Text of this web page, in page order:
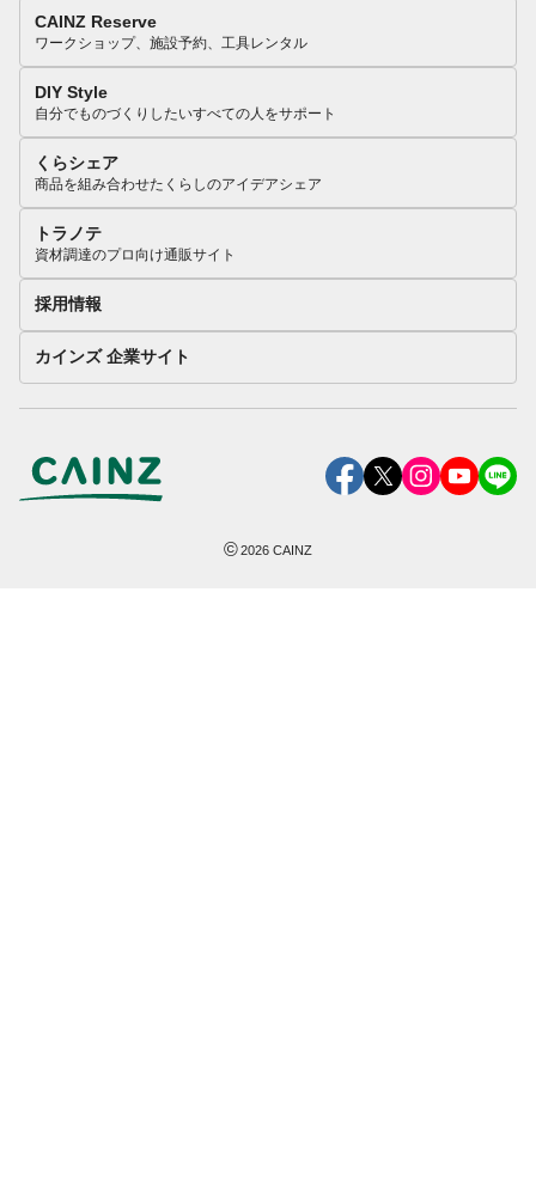
CAINZ Reserve
ワークショップ、施設予約、工具レンタル
DIY Style
自分でものづくりしたいすべての人をサポート
くらシェア
商品を組み合わせたくらしのアイデアシェア
トラノテ
資材調達のプロ向け通販サイト
採用情報
カインズ 企業サイト
©2026 CAINZ